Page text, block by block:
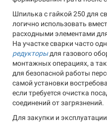
Шпилька с гайкой 250 для
логично использовать
расходными элементами
На участке сварки часто
редукторыдля газового
монтажных операциях, а
для безопасной работы
самой установки
если требуется очистка
соединений от загрязнений.
Для закупки и